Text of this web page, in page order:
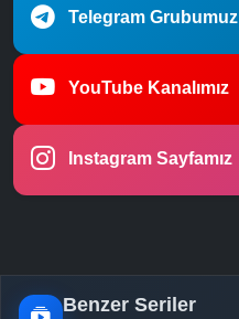
Telegram Grubumuz
YouTube Kanalımız
Instagram Sayfamız
Benzer Seriler